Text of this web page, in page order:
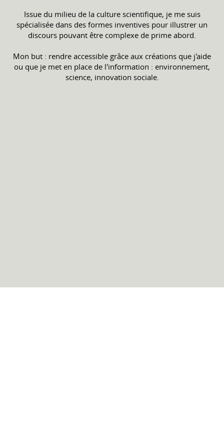
Issue du milieu de la culture scientifique, je me suis
spécialisée dans des formes inventives pour illustrer un
discours pouvant être complexe de prime abord.
Mon but : rendre accessible grâce aux créations que j'aide
ou que je met en place de l'information : environnement,
science, innovation sociale.